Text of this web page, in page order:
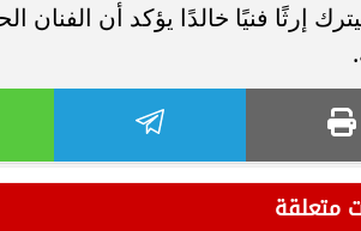
إرثًا فنيًا خالدًا يؤكد أن
متعلقة